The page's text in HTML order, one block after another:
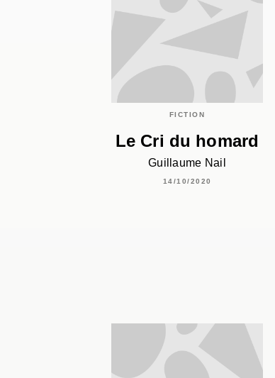
FICTION
Le Cri du homard
Guillaume Nail
14/10/2020